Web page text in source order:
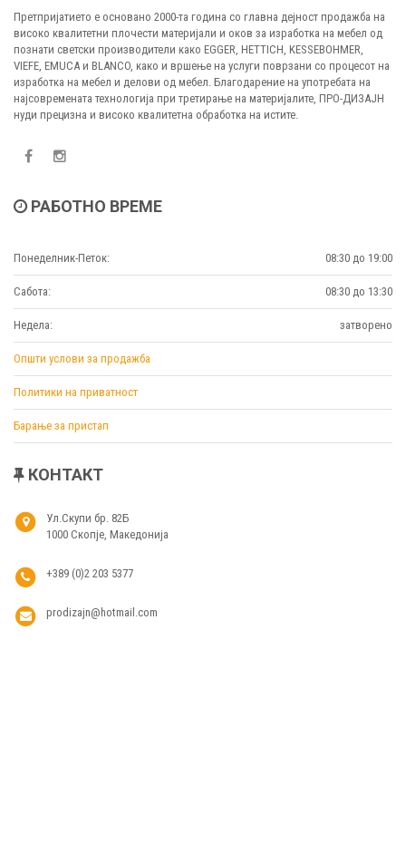
Претпријатието е основано 2000-та година со главна дејност продажба на
високо квалитетни плочести материјали и оков за изработка на мебел од
познати светски производители како EGGER, HETTICH, KESSEBOHMER,
VIEFE, EMUCA и BLANCO, како и вршење на услуги поврзани со процесот на
изработка на мебел и делови од мебел. Благодарение на употребата на
најсовремената технологија при третирање на материјалите, ПРО-ДИЗАЈН
нуди прецизна и високо квалитетна обработка на истите.
РАБОТНО ВРЕМЕ
Понеделник-Петок: 08:30 до 19:00
Сабота: 08:30 до 13:30
Недела: затворено
Општи услови за продажба
Политики на приватност
Барање за пристап
КОНТАКТ
Ул.Скупи бр. 82Б
1000 Скопје, Македонија
+389 (0)2 203 5377
prodizajn@hotmail.com